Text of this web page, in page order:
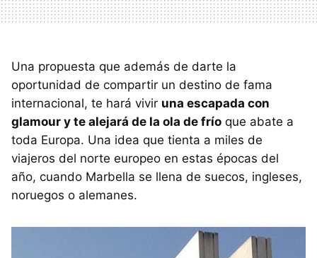
Una propuesta que además de darte la
oportunidad de compartir un destino de fama
internacional, te hará vivir una escapada con
glamour y te alejará de la ola de frío que abate a
toda Europa. Una idea que tienta a miles de
viajeros del norte europeo en estas épocas del
año, cuando Marbella se llena de suecos, ingleses,
noruegos o alemanes.